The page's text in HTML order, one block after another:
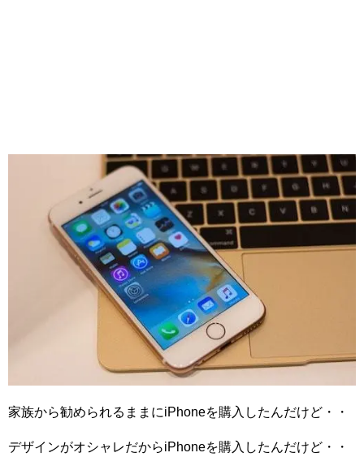
家族から勧められるままにiPhoneを購入したんだけど・・
デザインがオシャレだからiPhoneを購入したんだけど・・